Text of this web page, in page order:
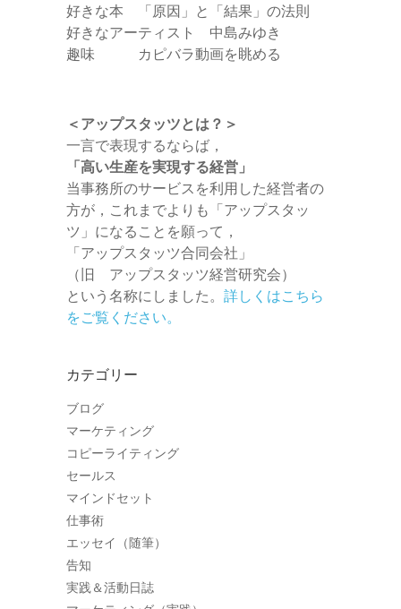
好きな本 「原因」と「結果」の法則
好きなアーティスト 中島みゆき
趣味 カピバラ動画を眺める
＜アップスタッツとは？＞
一言で表現するならば，
「高い生産を実現する経営」
当事務所のサービスを利用した経営者の
方が，これまでよりも「アップスタッ
ツ」になることを願って，
「アップスタッツ合同会社」
（旧 アップスタッツ経営研究会）
という名称にしました。 詳しくはこちら
をご覧ください。
カテゴリー
ブログ
マーケティング
コピーライティング
セールス
マインドセット
仕事術
エッセイ（随筆）
告知
実践＆活動日誌